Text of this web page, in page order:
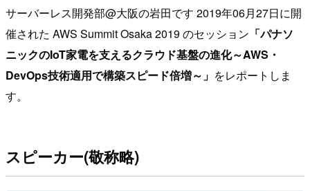
サーバーレス開発部@大阪の岩田です 2019年06月27日に開
催された AWS Summit Osaka 2019 のセッション 「パナソ
ニックのIoT家電を支えるクラウド基盤の進化～AWS・
DevOps技術適用で構築スピード倍増～」 をレポートしま
す。
スピーカー(敬称略)